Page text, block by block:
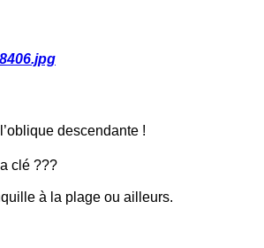
descendante !
clé ???
à la plage ou ailleurs.